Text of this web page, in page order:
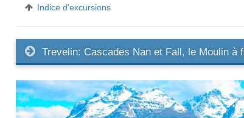
Indice d'excursions
Trevelin: Cascades Nan et Fall, le Moulin à